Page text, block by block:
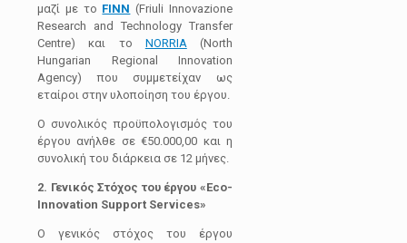
μαζί με το FINN (Friuli Innovazione
Research and Technology Transfer
Centre) και το NORRIA(North
Hungarian Regional Innovation
Agency) που συμμετείχαν ως
εταίροι στην υλοποίηση του έργου.
Ο συνολικός προϋπολογισμός του
έργου ανήλθε σε €50.000,00 και η
συνολική του διάρκεια σε 12 μήνες.
2. Γενικός Στόχος του έργου«Eco-
Innovation Support Services»
Ο γενικός στόχος του έργου